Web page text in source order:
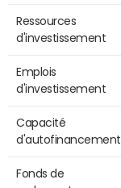
Ressources
d'investissement
Emplois
d'investissement
Capacité
d'autofinancement
Fonds de